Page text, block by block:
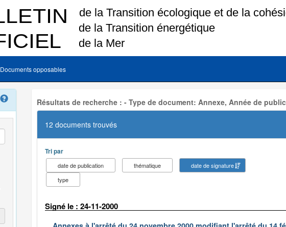
Documents opposables
Résultats de recherche : - Type de document: Annexe, Année de
12 documents trouvés
Tri par
date de publication thématique
date de signature
type
Signé le : 24-11-2000